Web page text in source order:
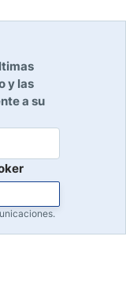
y las
a su